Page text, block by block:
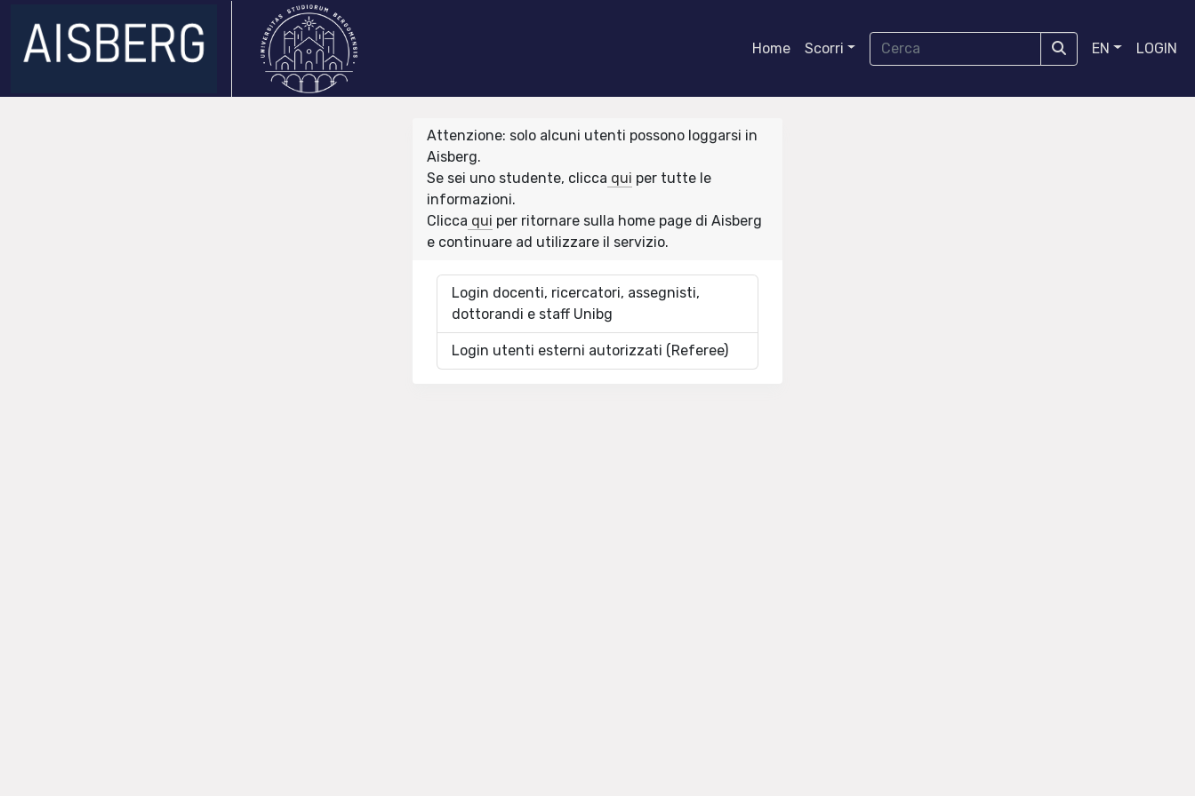
Home Scorri EN LOGIN
Attenzione: solo alcuni utenti possono loggarsi in
Aisberg.
Se sei uno studente, clicca qui per tutte le
informazioni.
Clicca qui per ritornare sulla home page di Aisberg
e continuare ad utilizzare il servizio.
Login docenti, ricercatori, assegnisti,
dottorandi e staff Unibg
Login utenti esterni autorizzati (Referee)